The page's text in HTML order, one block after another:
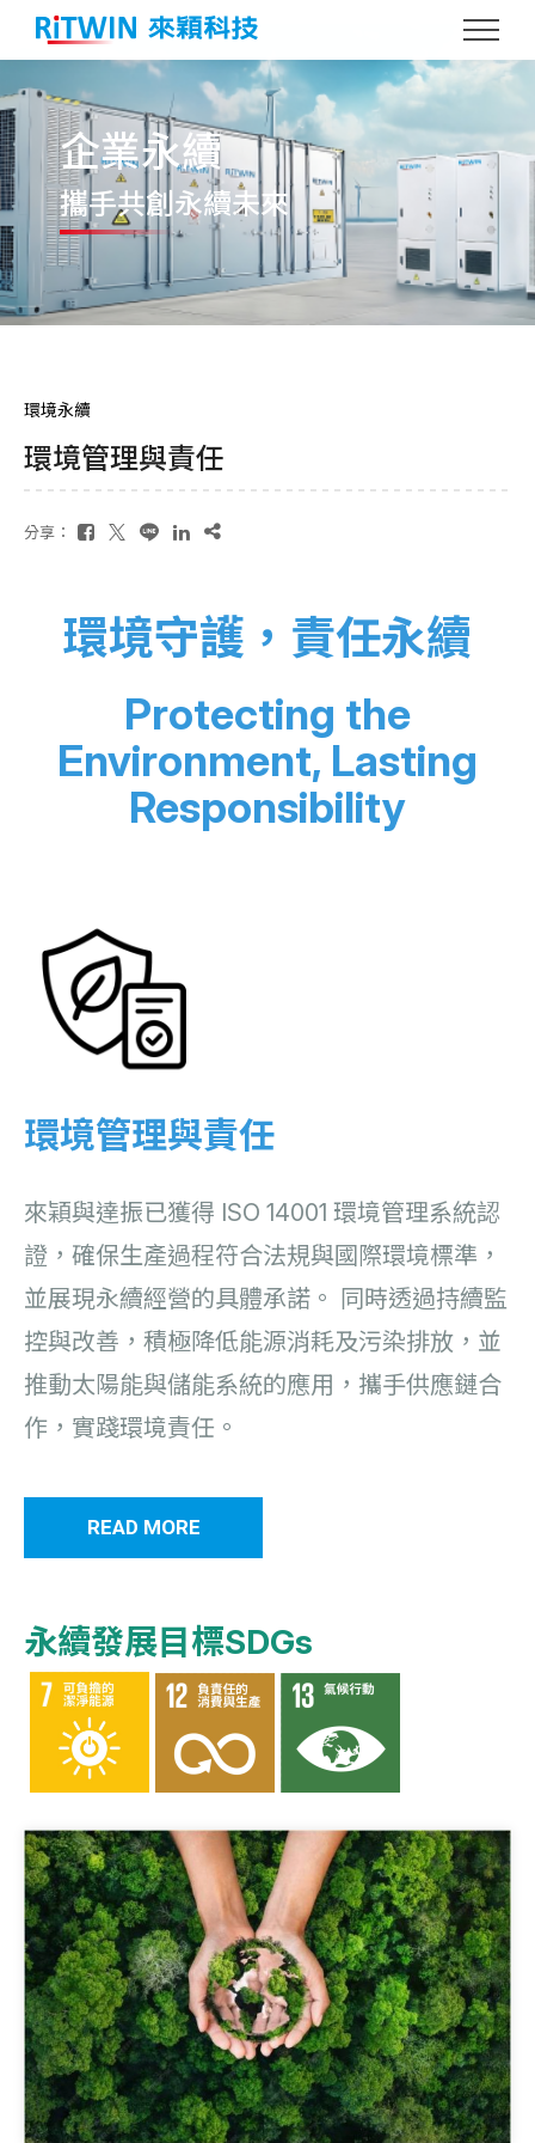
企業永續
攜手共創永續未來
環境永續
環境管理與責任
分享：
環境守護，責任永續
Protecting the
Environment, Lasting
Responsibility
環境管理與責任
來穎與達振已獲得 ISO 14001 環境管理系統認
證，確保生產過程符合法規與國際環境標準，
並展現永續經營的具體承諾。 同時透過持續監
控與改善，積極降低能源消耗及污染排放，並
推動太陽能與儲能系統的應用，攜手供應鏈合
作，實踐環境責任。
READ MORE
永續發展目標SDGs